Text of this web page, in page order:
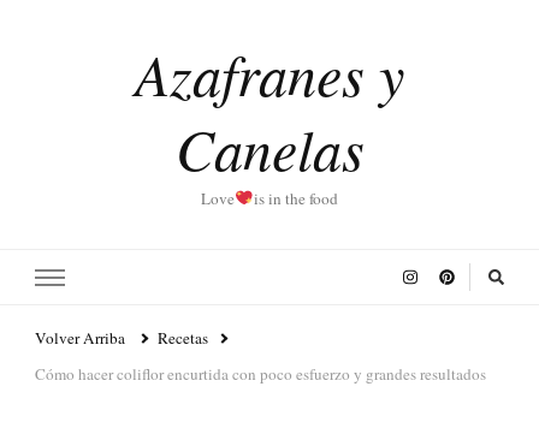
Azafranes y
Canelas
Love is in the food
Volver Arriba
Recetas
Cómo hacer coliflor encurtida con poco esfuerzo y grandes resultados